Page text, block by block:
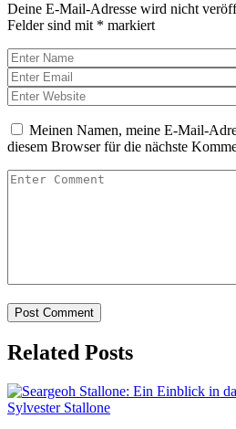
Deine E-Mail-Adresse wird nicht
Felder sind mit * markiert
Meinen Namen, meine E-Mail-
diesem Browser für die nächste
Related Posts